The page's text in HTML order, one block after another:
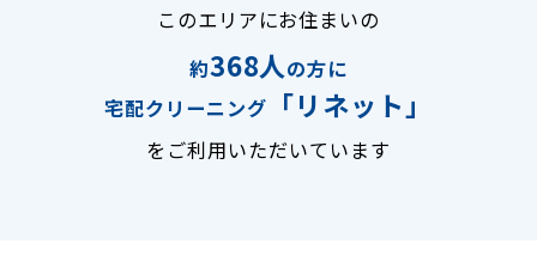
このエリアにお住まいの
約368人の方に
宅配クリーニング
「リネット」
をご利用いただいています